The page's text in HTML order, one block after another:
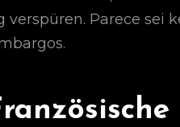
verspüren. Parece sei